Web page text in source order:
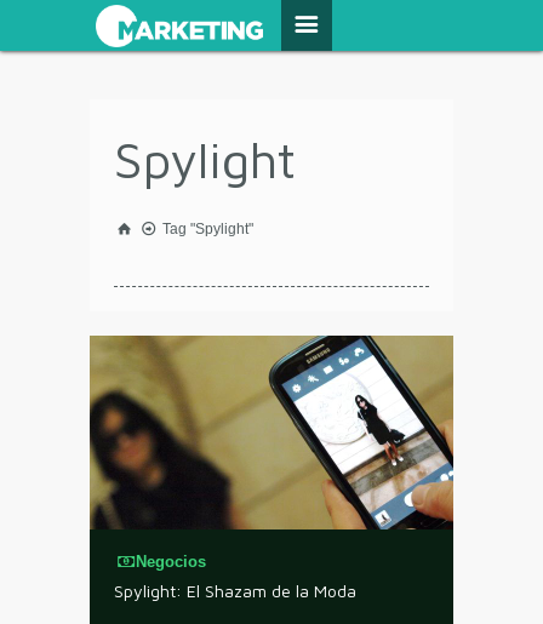
Spylight
Tag "Spylight"
Negocios
Spylight: El Shazam de la Moda